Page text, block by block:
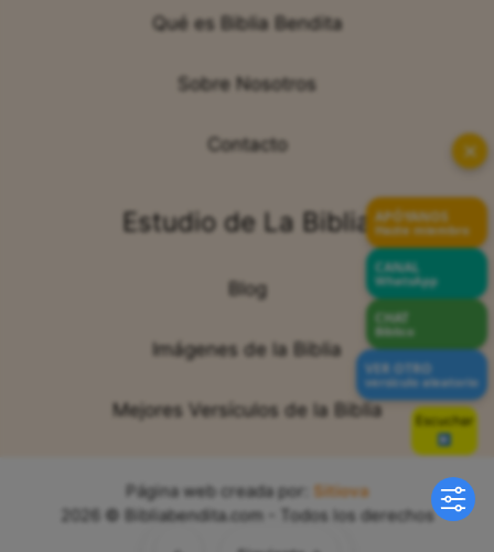
Sin voz
Escuchar
Qué es Biblia Bendita
Sobre Nosotros
Contacto
Estudio de La Biblia
Blog
Imágenes de la Biblia
Mejores Versículos de la Biblia
Página web creada por: Sitiova
2026 © Bibliabendita.com - Todos los derechos
✕
APÓYANOS
Hazte miembro
CANAL
WhatsApp
CHAT
Bíblico
VER OTRO
versículo aleatorio